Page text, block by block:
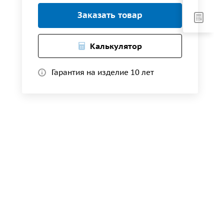
Заказать товар
Калькулятор
Гарантия на изделие 10 лет